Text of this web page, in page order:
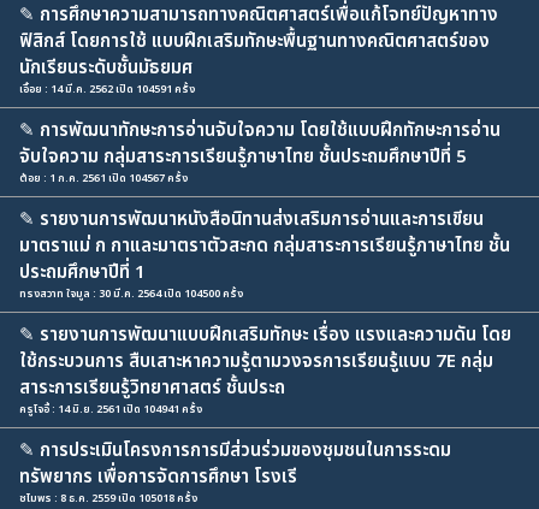
✎ การศึกษาความสามารถทางคณิตศาสตร์เพื่อแก้โจทย์ปัญหาทาง
ฟิสิกส์ โดยการใช้ แบบฝึกเสริมทักษะพื้นฐานทางคณิตศาสตร์ของ
นักเรียนระดับชั้นมัธยมศ
เอื้อย : 14 มี.ค. 2562 เปิด 104591 ครั้ง
✎ การพัฒนาทักษะการอ่านจับใจความ โดยใช้แบบฝึกทักษะการอ่าน
จับใจความ กลุ่มสาระการเรียนรู้ภาษาไทย ชั้นประถมศึกษาปีที่ 5
ต้อย : 1 ก.ค. 2561 เปิด 104567 ครั้ง
✎ รายงานการพัฒนาหนังสือนิทานส่งเสริมการอ่านและการเขียน
มาตราแม่ ก กาและมาตราตัวสะกด กลุ่มสาระการเรียนรู้ภาษาไทย ชั้น
ประถมศึกษาปีที่ 1
ทรงสวาท ใจมูล : 30 มี.ค. 2564 เปิด 104500 ครั้ง
✎ รายงานการพัฒนาแบบฝึกเสริมทักษะ เรื่อง แรงและความดัน โดย
ใช้กระบวนการ สืบเสาะหาความรู้ตามวงจรการเรียนรู้แบบ 7E กลุ่ม
สาระการเรียนรู้วิทยาศาสตร์ ชั้นประถ
ครูโจอี้ : 14 มิ.ย. 2561 เปิด 104941 ครั้ง
✎ การประเมินโครงการการมีส่วนร่วมของชุมชนในการระดม
ทรัพยากร เพื่อการจัดการศึกษา โรงเรี
ชไมพร : 8 ธ.ค. 2559 เปิด 105018 ครั้ง